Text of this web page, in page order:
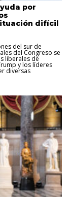
por
difícil
del sur de
del Congreso se
liberales de
y los líderes
diversas